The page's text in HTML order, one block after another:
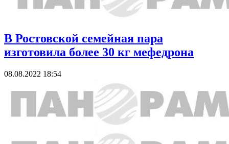
В Ростовской семейная пара
изготовила более 30 кг мефедрона
08.08.2022 18:54